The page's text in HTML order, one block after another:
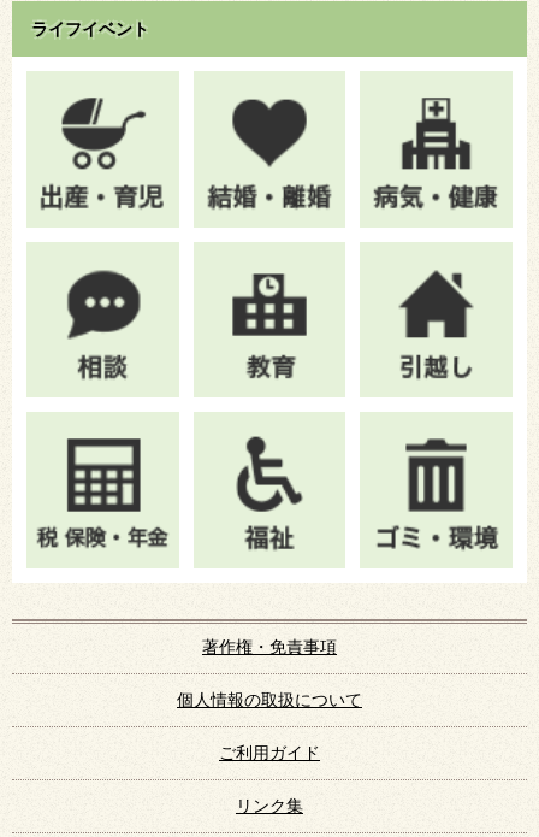
ライフイベント
著作権・免責事項
個人情報の取扱について
ご利用ガイド
リンク集